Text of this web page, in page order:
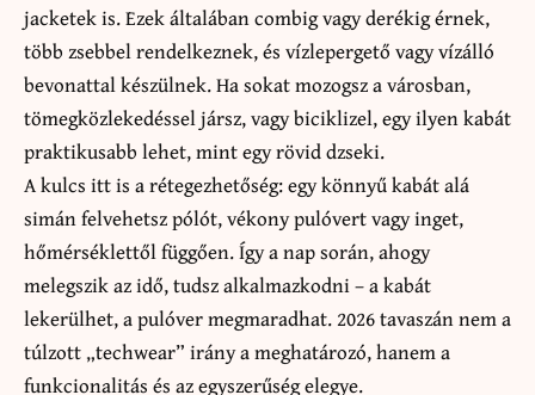
jacketek is. Ezek általában combig vagy derékig érnek,
több zsebbel rendelkeznek, és vízlepergető vagy vízálló
bevonattal készülnek. Ha sokat mozogsz a városban,
tömegközlekedéssel jársz, vagy biciklizel, egy ilyen kabát
praktikusabb lehet, mint egy rövid dzseki.
A kulcs itt is a rétegezhetőség: egy könnyű kabát alá
simán felvehetsz pólót, vékony pulóvert vagy inget,
hőmérséklettől függően. Így a nap során, ahogy
melegszik az idő, tudsz alkalmazkodni – a kabát
lekerülhet, a pulóver megmaradhat. 2026 tavaszán nem a
túlzott „techwear” irány a meghatározó, hanem a
funkcionalitás és az egyszerűség elegye.